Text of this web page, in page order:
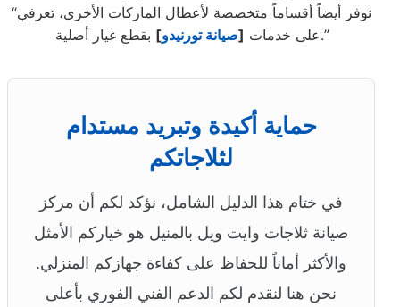
“نوفر أيضاً أقساماً متخصصة لأعطال الماركات الأخرى، تعرفي
على خدمات [صيانة تورنيدو] بقطع غيار أصلية.”
حماية أكيدة وتبريد مستدام
لثلاجاتكم
في ختام هذا الدليل الشامل، نؤكد لكم أن مركز
صيانة ثلاجات وايت ويل بالمنيل هو خياركم الأمثل
والأكثر أماناً للحفاظ على كفاءة جهازكم المنزلي.
نحن هنا لنقدم لكم الدعم الفني الفوري بأعلى